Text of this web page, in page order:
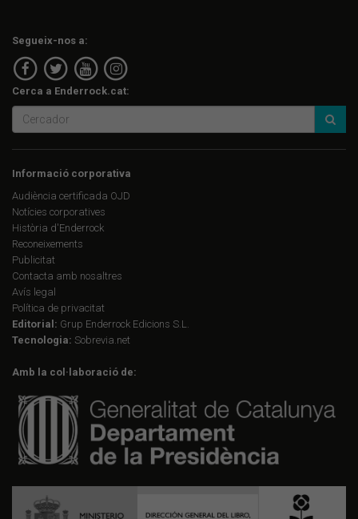
Segueix-nos a:
Cerca a Enderrock.cat:
Informació corporativa
Audiència certificada OJD
Notícies corporatives
Història d'Enderrock
Reconeixements
Publicitat
Contacta amb nosaltres
Avís legal
Política de privacitat
Editorial: Grup Enderrock Edicions S.L.
Tecnologia: Sobrevia.net
Amb la col·laboració de: